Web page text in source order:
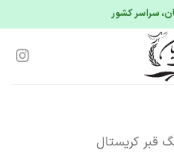
سراسر کشور
کریستال